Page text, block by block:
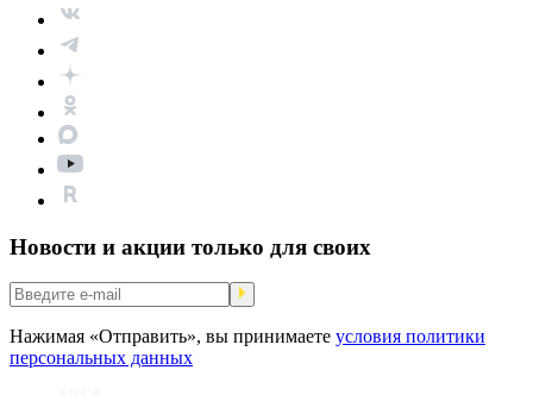
Новости и акции только для своих
Нажимая «Отправить», вы принимаете условия политики
персональных данных